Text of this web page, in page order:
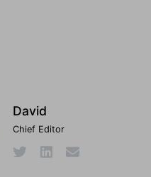
David
Chief Editor